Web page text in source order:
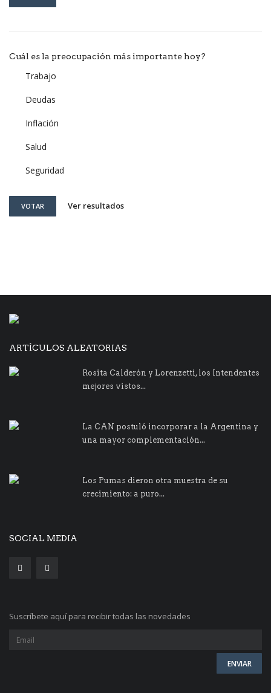
Cuál es la preocupación más importante hoy?
Trabajo
Deudas
Inflación
Salud
Seguridad
VOTAR Ver resultados
ARTÍCULOS ALEATORIAS
Rosita Calderón y Lorenzetti, los Intendentes
mejores vistos...
La CAN postuló incorporar a la Argentina y
una mayor complementación...
Los Pumas dieron otra muestra de su
crecimiento: a puro...
SOCIAL MEDIA
Suscríbete aquí para recibir todas las novedades